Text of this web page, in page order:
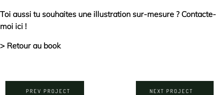
Toi aussi tu souhaites une illustration sur-mesure ? Contacte-
moi ici !
> Retour au book
NEXT PROJECT
PREV PROJECT